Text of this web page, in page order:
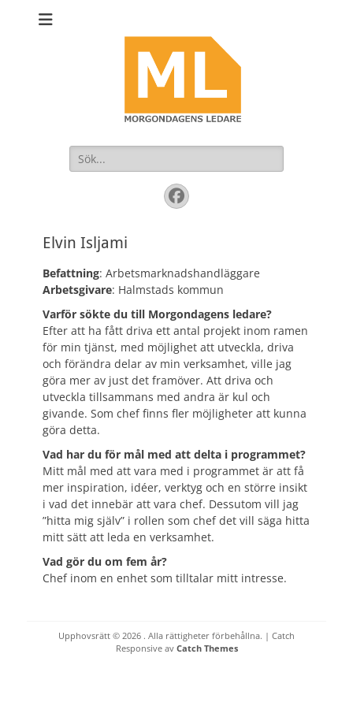
Sök
efter:
Facebook
Elvin Isljami
Befattning: Arbetsmarknadshandläggare
Arbetsgivare: Halmstads kommun
Varför sökte du till Morgondagens ledare?
Efter att ha fått driva ett antal projekt inom ramen
för min tjänst, med möjlighet att utveckla, driva
och förändra delar av min verksamhet, ville jag
göra mer av just det framöver. Att driva och
utveckla tillsammans med andra är kul och
givande. Som chef finns fler möjligheter att kunna
göra detta.
Vad har du för mål med att delta i programmet?
Mitt mål med att vara med i programmet är att få
mer inspiration, idéer, verktyg och en större insikt
i vad det innebär att vara chef. Dessutom vill jag
”hitta mig själv” i rollen som chef det vill säga hitta
mitt sätt att leda en verksamhet.
Vad gör du om fem år?
Chef inom en enhet som tilltalar mitt intresse.
Upphovsrätt © 2026 . Alla rättigheter förbehållna. | Catch
Responsive av Catch Themes